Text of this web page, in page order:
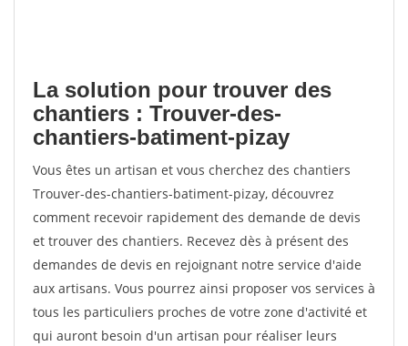
La solution pour trouver des
chantiers : Trouver-des-
chantiers-batiment-pizay
Vous êtes un artisan et vous cherchez des chantiers
Trouver-des-chantiers-batiment-pizay, découvrez
comment recevoir rapidement des demande de devis
et trouver des chantiers. Recevez dès à présent des
demandes de devis en rejoignant notre service d'aide
aux artisans. Vous pourrez ainsi proposer vos services à
tous les particuliers proches de votre zone d'activité et
qui auront besoin d'un artisan pour réaliser leurs